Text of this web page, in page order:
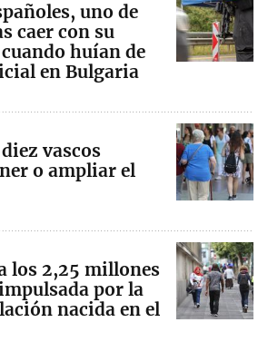
uno de
caer con su
huían de
en Bulgaria
vascos
o ampliar el
los 2,25 millones
por la
nacida en el